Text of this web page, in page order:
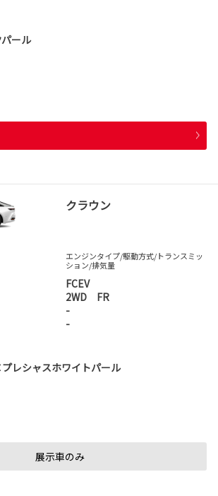
ール
クラウン
エンジンタイプ/駆動方式/トランスミッ
ション/排気量
FCEV
2WD FR
-
-
レシャスホワイトパール
展示車のみ